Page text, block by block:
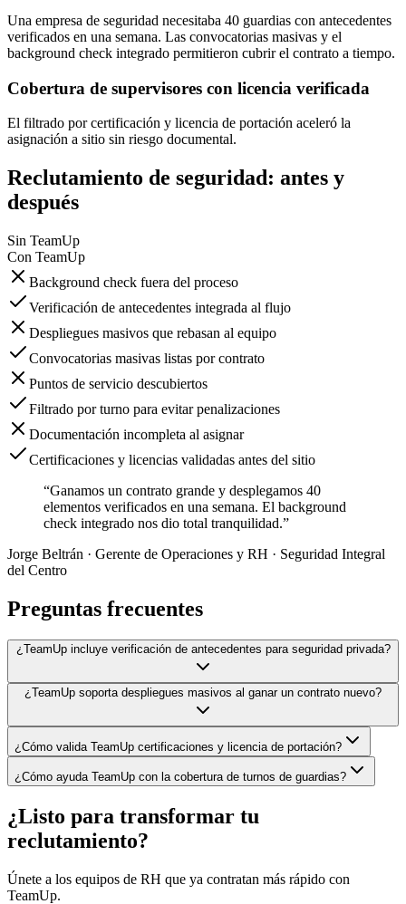
Una empresa de seguridad necesitaba 40 guardias con antecedentes
verificados en una semana. Las convocatorias masivas y el
background check integrado permitieron cubrir el contrato a tiempo.
Cobertura de supervisores con licencia verificada
El filtrado por certificación y licencia de portación aceleró la
asignación a sitio sin riesgo documental.
Reclutamiento de seguridad: antes y
después
Sin TeamUp
Con TeamUp
Background check fuera del proceso
Verificación de antecedentes integrada al flujo
Despliegues masivos que rebasan al equipo
Convocatorias masivas listas por contrato
Puntos de servicio descubiertos
Filtrado por turno para evitar penalizaciones
Documentación incompleta al asignar
Certificaciones y licencias validadas antes del sitio
“Ganamos un contrato grande y desplegamos 40
elementos verificados en una semana. El background
check integrado nos dio total tranquilidad.”
Jorge Beltrán · Gerente de Operaciones y RH · Seguridad Integral
del Centro
Preguntas frecuentes
¿TeamUp incluye verificación de antecedentes para seguridad privada?
¿TeamUp soporta despliegues masivos al ganar un contrato nuevo?
¿Cómo valida TeamUp certificaciones y licencia de portación?
¿Cómo ayuda TeamUp con la cobertura de turnos de guardias?
¿Listo para transformar tu
reclutamiento?
Únete a los equipos de RH que ya contratan más rápido con
TeamUp.